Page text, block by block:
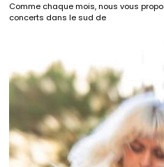
Comme chaque mois, nous vous
concerts dans le sud de